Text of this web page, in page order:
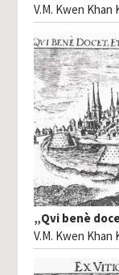
V.M. Kwen Khan
„Qvi benè
V.M. Kwen Khan